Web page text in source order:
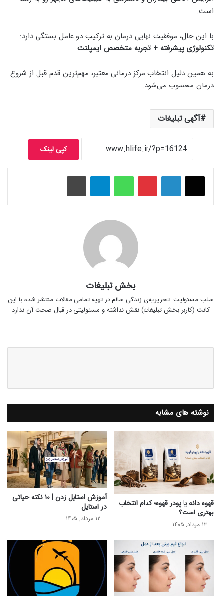
است.
با این حال، موفقیت نهایی درمان به ترکیب دو عامل بستگی دارد:
تکنولوژی پیشرفته + تجربه متخصص ایمپلنت
به همین دلیل انتخاب مرکز درمانی معتبر، مهم‌ترین قدم قبل از شروع
درمان محسوب می‌شود.
آگهی تبلیغات
کپی لینک
پینتریستواتس آپ تلگرام چاپ
بخش تبلیغات
سلب‌ مسئولیت: تحریریه‌ی زندگی سالم در تهیه‌ تمامی مقالات منتشر شده با این
کانت (کاربر بخش تبلیغات) نقش نداشته و مسئولیتی در قبال صحت آن ندارد
نوشته های مشابه
قهوه دانه یا پودر قهوه؛ کدام انتخاب
بهتری است؟
۱۳ مرداد, ۱۴۰۵
آموزش استایل زدن | ۱۰ نکته حیاتی
در استایل
۱۲ مرداد, ۱۴۰۵